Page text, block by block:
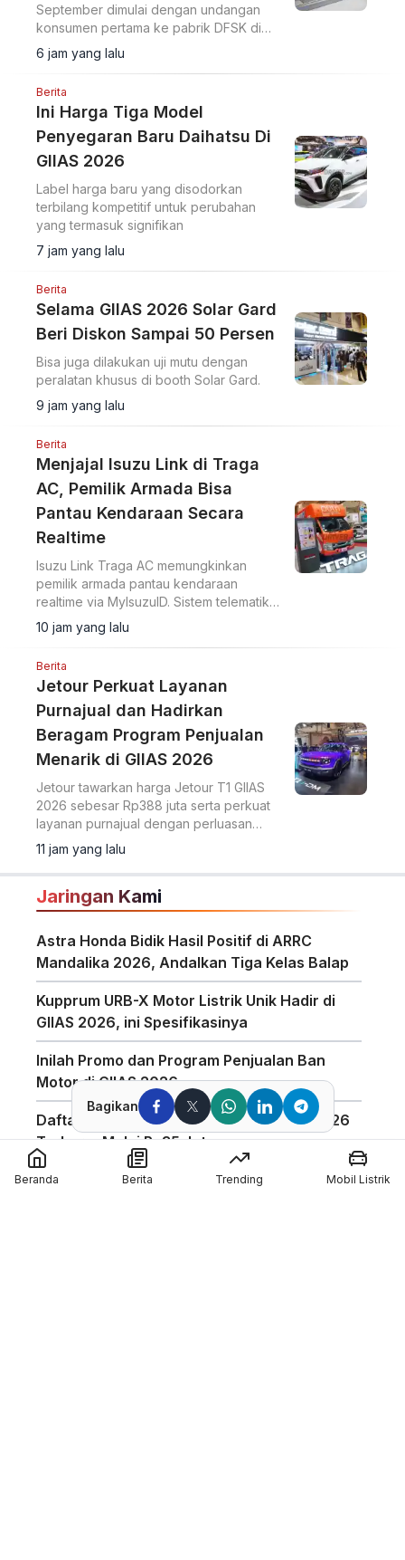
September dimulai dengan undangan
konsumen pertama ke pabrik DFSK di
Cikande untuk melihat proses produksi
PHEV.
6 jam yang lalu
Berita
Ini Harga Tiga Model
Penyegaran Baru Daihatsu Di
GIIAS 2026
Label harga baru yang disodorkan
terbilang kompetitif untuk perubahan
yang termasuk signifikan
7 jam yang lalu
Berita
Selama GIIAS 2026 Solar Gard
Beri Diskon Sampai 50 Persen
Bisa juga dilakukan uji mutu dengan
peralatan khusus di booth Solar Gard.
9 jam yang lalu
Berita
Menjajal Isuzu Link di Traga
AC, Pemilik Armada Bisa
Pantau Kendaraan Secara
Realtime
Isuzu Link Traga AC memungkinkan
pemilik armada pantau kendaraan
realtime via MyIsuzuID. Sistem telematika
ini pantau lokasi, kecepatan, dan
operasional kendaraan.
10 jam yang lalu
Berita
Jetour Perkuat Layanan
Purnajual dan Hadirkan
Beragam Program Penjualan
Menarik di GIIAS 2026
Jetour tawarkan harga Jetour T1 GIIAS
2026 sebesar Rp388 juta serta perkuat
layanan purnajual dengan perluasan
jaringan dealer hingga 40 showroom di
GIIAS 2026.
11 jam yang lalu
Jaringan Kami
Astra Honda Bidik Hasil Positif di ARRC
Mandalika 2026, Andalkan Tiga Kelas Balap
Kupprum URB-X Motor Listrik Unik Hadir di
GIIAS 2026, ini Spesifikasinya
Inilah Promo dan Program Penjualan Ban
Motor di GIIAS 2026
Daftar Harga Honda PCX 160 Agustus 2026
Terbaru, Mulai Rp35 Jutaan
Penggunaan Boost Charge ALVA Naik Tajam,
Bagikan
Beranda Berita Trending Mobil Listrik